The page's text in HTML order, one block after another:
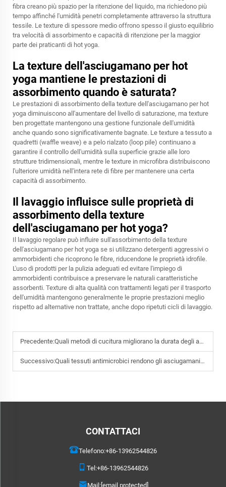
fibra creano più spazio per la ritenzione del liquido, ma richiedono più
tempo affinché l'umidità penetri completamente attraverso la struttura
tessile. Le texture di spessore medio offrono spesso il giusto equilibrio
tra velocità di assorbimento e capacità di ritenzione per la maggior
parte dei praticanti di hot yoga.
La texture dell'asciugamano per hot
yoga mantiene le prestazioni di
assorbimento quando è saturata?
Le prestazioni di assorbimento della texture dell'asciugamano per hot
yoga diminuiscono all'aumentare del livello di saturazione, ma texture
ben progettate mantengono una gestione funzionale dell'umidità
anche quando sono significativamente bagnate. Le texture a tessuto a
quadretti (waffle weave) e a pelo rialzato (loop pile) continuano a
garantire il controllo dell'umidità sulla superficie grazie alle loro
strutture tridimensionali, mentre le texture in microfibra distribuiscono
l'ulteriore umidità nell'intera rete di fibre per mantenere una certa
capacità di assorbimento.
Il lavaggio influisce sulle proprietà di
assorbimento della texture
dell'asciugamano per hot yoga?
Il lavaggio regolare può influire sull'assorbimento della texture
dell'asciugamano per hot yoga se si utilizzano detergenti aggressivi o
ammorbidenti che ricoprono le fibre, riducendone le proprietà idrofile.
L'uso di prodotti per la pulizia adeguati ed evitare l'impiego di
ammorbidenti contribuisce a preservare le naturali caratteristiche
assorbenti. Texture di alta qualità con trattamenti legati per il trasporto
dell'umidità mantengono generalmente le proprie prestazioni meglio
rispetto ad alternative non trattate, anche dopo ripetuti cicli di lavaggio.
Precedente:Quali metodi di cucitura migliorano la durata degli asciugamani da spiaggia a rapida asciugatura per palestre?
Successivo:Quali tessuti antimicrobici rendono gli asciugamani da viaggio adatti per sistemazioni condivise?
CONTATTACI
Telefono:+86-13962544826
Tel:+86-13962544826
Mail:[email protected]